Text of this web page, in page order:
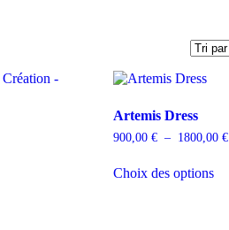
Artemis Dress
900,00 € – 1800,00 €
Choix des options